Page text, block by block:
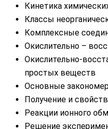
Кинетика
Классы
Комплексные
Окислительно –
Окислительно-
простых веществ
Основные
Получение и
Реакции ионного
Решение